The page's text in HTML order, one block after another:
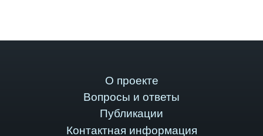
О проекте
Вопросы и ответы
Публикации
Контактная информация